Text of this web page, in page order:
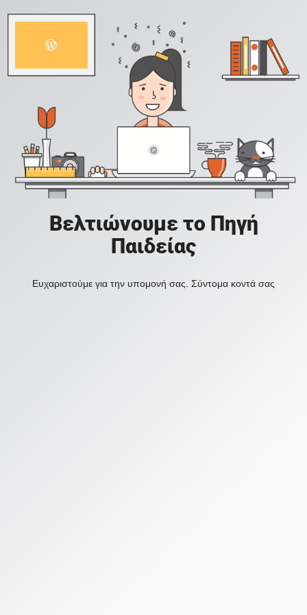
Βελτιώνουμε το Πηγή
Παιδείας
Ευχαριστούμε για την υπομονή σας. Σύντομα κοντά σας